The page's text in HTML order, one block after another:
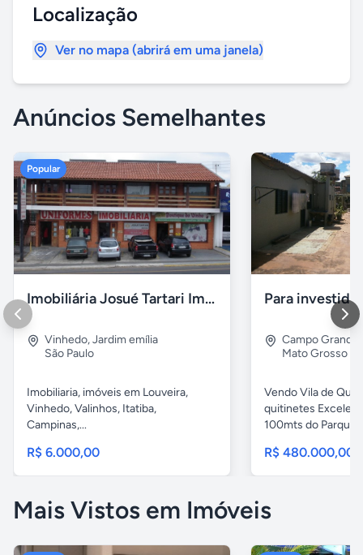
Localização
Ver no mapa (abrirá em uma janela)
Anúncios Semelhantes
Popular
Imobiliária Josué Tartari Imóveis Louveira Vinhedo
Vinhedo,Jardim emília
São Paulo
Imobiliaria, imóveis em Louveira,
Vinhedo, Valinhos, Itatiba,
Campinas,...
R$ 6.000,00
Para
Campo Grande
Mato Grosso
Vendo Vila de
quitinetes
100mts do
R$ 480.000,00
Mais Vistos em Imóveis